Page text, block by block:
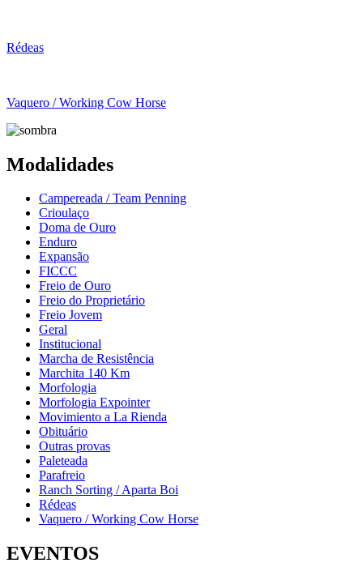
Rédeas
Vaquero / Working Cow Horse
Modalidades
Campereada / Team Penning
Crioulaço
Doma de Ouro
Enduro
Expansão
FICCC
Freio de Ouro
Freio do Proprietário
Freio Jovem
Geral
Institucional
Marcha de Resistência
Marchita 140 Km
Morfologia
Morfologia Expointer
Movimiento a La Rienda
Obituário
Outras provas
Paleteada
Parafreio
Ranch Sorting / Aparta Boi
Rédeas
Vaquero / Working Cow Horse
EVENTOS